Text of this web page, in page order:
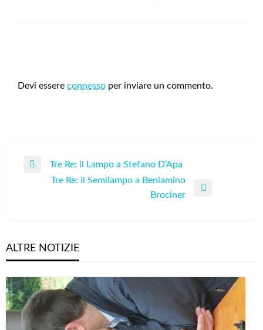
Devi essere connesso per inviare un commento.
Navigazione
articoli
Previous
Tre Re: il Lampo a Stefano D’Apa
Tre Re: il Semilampo a Beniamino
Brociner
ALTRE NOTIZIE